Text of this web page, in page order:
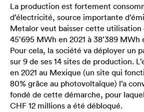
La production est fortement
d’électricité, source importante
Metalor veut baisser cette utilisation
45’695 MWh en 2021 à 38’389 MWh
Pour cela, la société va déployer un
sur 9 de ses 14 sites de production.
en 2021 au Mexique (un site qui
80% grâce au photovoltaïque) l’a
fondé de cette démarche, pour
CHF 12 millions a été débloqué.